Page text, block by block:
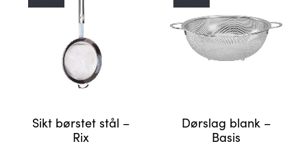
Sikt børstet stål –
Rix
Dørslag blank –
Basis